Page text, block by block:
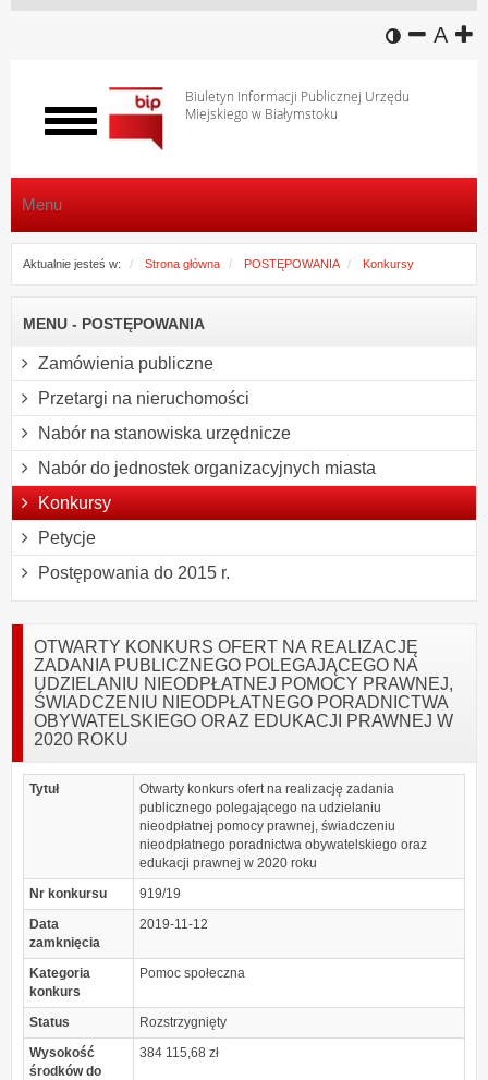
wersja
A
Biuletyn Informacji Publicznej Urzędu
Miejskiego w Białymstoku
Włącz
menu
Menu
Aktualnie jesteś w: Strona główna POSTĘPOWANIA Konkursy
MENU - POSTĘPOWANIA
Zamówienia publiczne
Przetargi na nieruchomości
Nabór na stanowiska urzędnicze
Nabór do jednostek organizacyjnych miasta
Konkursy
Petycje
Postępowania do 2015 r.
OTWARTY KONKURS OFERT NA REALIZACJĘ
ZADANIA PUBLICZNEGO POLEGAJĄCEGO NA
UDZIELANIU NIEODPŁATNEJ POMOCY PRAWNEJ,
ŚWIADCZENIU NIEODPŁATNEGO PORADNICTWA
OBYWATELSKIEGO ORAZ EDUKACJI PRAWNEJ W
2020 ROKU
Tytuł
Otwarty konkurs ofert na realizację zadania
publicznego polegającego na udzielaniu
nieodpłatnej pomocy prawnej, świadczeniu
nieodpłatnego poradnictwa obywatelskiego oraz
edukacji prawnej w 2020 roku
Nr konkursu
919/19
Data
zamknięcia
2019-11-12
Kategoria
konkurs
Pomoc społeczna
Status
Rozstrzygnięty
Wysokość
środków do
384 115,68 zł